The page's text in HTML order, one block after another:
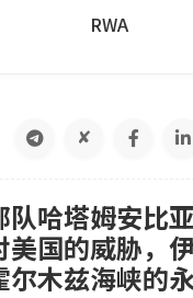
RWA
✘
队哈塔姆安比
美国的威胁，
木兹海峡的